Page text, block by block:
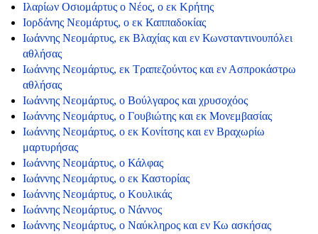
Ιλαρίων Οσιομάρτυς ο Νέος, ο εκ Κρήτης
Ιορδάνης Νεομάρτυς, ο εκ Καππαδοκίας
Ιωάννης Νεομάρτυς, εκ Βλαχίας και εν Κωνσταντινουπόλει
αθλήσας
Ιωάννης Νεομάρτυς, εκ Τραπεζούντος και εν Ασπροκάστρω
αθλήσας
Ιωάννης Νεομάρτυς, ο Βούλγαρος και χρυσοχόος
Ιωάννης Νεομάρτυς, ο Γουβιώτης και εκ Μονεμβασίας
Ιωάννης Νεομάρτυς, ο εκ Κονίτσης και εν Βραχωρίω
μαρτυρήσας
Ιωάννης Νεομάρτυς, ο Κάλφας
Ιωάννης Νεομάρτυς, ο εκ Καστορίας
Ιωάννης Νεομάρτυς, ο Κουλικάς
Ιωάννης Νεομάρτυς, ο Νάννος
Ιωάννης Νεομάρτυς, ο Ναύκληρος και εν Κω ασκήσας